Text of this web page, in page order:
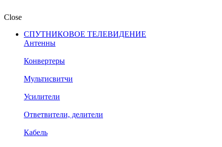
Close
СПУТНИКОВОЕ ТЕЛЕВИДЕНИЕ
Антенны
Конвертеры
Мультисвитчи
Усилители
Ответвители, делители
Кабель